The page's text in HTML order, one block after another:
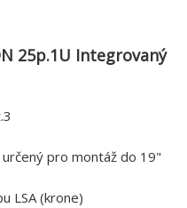
25p.1U Integrovaný
pro montáž do 19"
LSA (krone)